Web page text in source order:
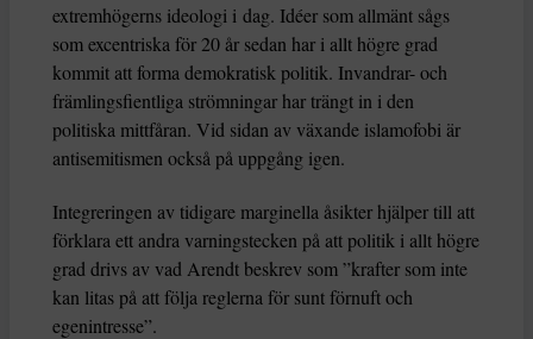
extremhögerns ideologi i dag. Idéer som allmänt sågs
som excentriska för 20 år sedan har i allt högre grad
kommit att forma demokratisk politik. Invandrar- och
främlingsfientliga strömningar har trängt in i den
politiska mittfåran. Vid sidan av växande islamofobi är
antisemitismen också på uppgång igen.
Integreringen av tidigare marginella åsikter hjälper till att
förklara ett andra varningstecken på att politik i allt högre
grad drivs av vad Arendt beskrev som ”krafter som inte
kan litas på att följa reglerna för sunt förnuft och
egenintresse”.